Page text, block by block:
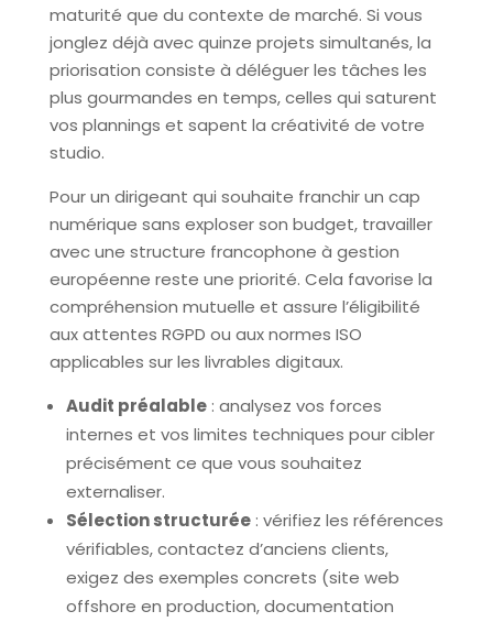
maturité que du contexte de marché. Si vous
jonglez déjà avec quinze projets simultanés, la
priorisation consiste à déléguer les tâches les
plus gourmandes en temps, celles qui saturent
vos plannings et sapent la créativité de votre
studio.
Pour un dirigeant qui souhaite franchir un cap
numérique sans exploser son budget, travailler
avec une structure francophone à gestion
européenne reste une priorité. Cela favorise la
compréhension mutuelle et assure l’éligibilité
aux attentes RGPD ou aux normes ISO
applicables sur les livrables digitaux.
Audit préalable: analysez vos forces
internes et vos limites techniques pour cibler
précisément ce que vous souhaitez
externaliser.
Sélection structurée: vérifiez les références
vérifiables, contactez d’anciens clients,
exigez des exemples concrets (site web
offshore en production, documentation